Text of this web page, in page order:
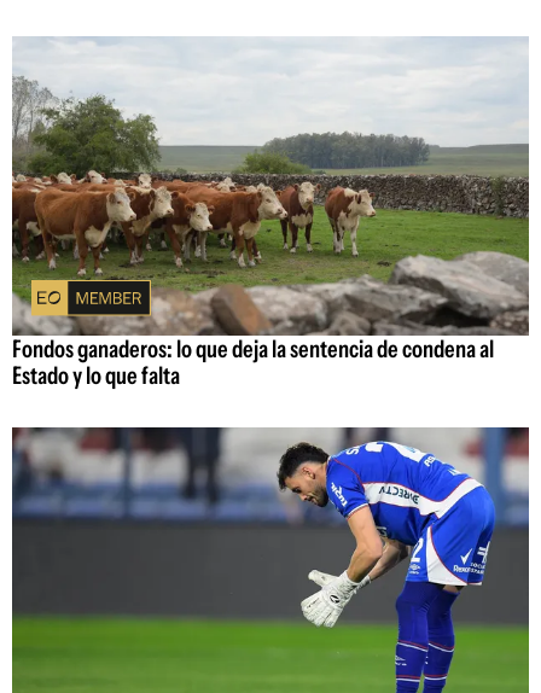
Fondos ganaderos: lo que deja la sentencia de condena al
Estado y lo que falta